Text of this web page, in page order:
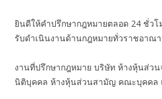
ยินดีให้คำปรึกษากฎหมายตลอด 24 ชั่วโ
รับดำเนินงานด้านกฎหมายทั่วราชอาณ
งานที่ปรึกษากฎหมาย บริษัท ห้างหุ้นส่ว
นิติบุคคล ห้างหุ้นส่วนสามัญ คณะบุคคล